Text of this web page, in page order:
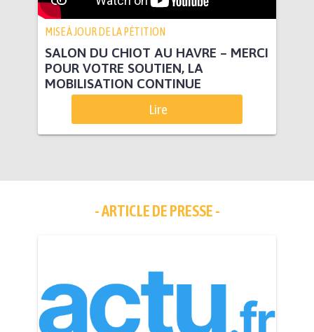
MISE À JOUR DE LA PÉTITION
SALON DU CHIOT AU HAVRE – MERCI
POUR VOTRE SOUTIEN, LA
MOBILISATION CONTINUE
Lire
- ARTICLE DE PRESSE -